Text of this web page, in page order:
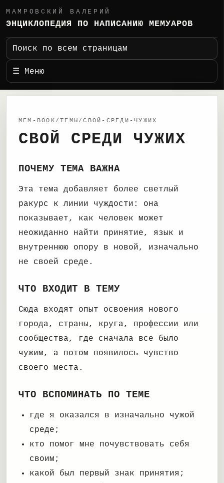
МАМРОВСКИЙ ВАЛЕРИЙ
ЭНЦИКЛОПЕДИЯ ПО НАПИСАНИЮ МЕМУАРОВ
Поиск по всем страницам
☰ Меню
MEM-BOOK/ТЕМЫ/СВОЙ-СРЕДИ-ЧУЖИХ
СВОЙ СРЕДИ ЧУЖИХ
ПОЧЕМУ ТЕМА ВАЖНА
Эта тема добавляет более светлый
ракурс к линии чуждости: она
показывает, как человек может
неожиданно найти принятие, язык и
внутреннюю опору в новой, изначально
не своей среде.
ЧТО ВХОДИТ В ТЕМУ
Сюда входят опыт освоения нового
города, страны, круга, профессии или
сообщества, где сначала все было
чужим, а потом появилось чувство
своего места.
ЧТО ВСПОМИНАТЬ ПО ТЕМЕ
где я оказался в изначально чужой
среде;
кто помог мне почувствовать себя
своим;
какой был первый знак принятия;